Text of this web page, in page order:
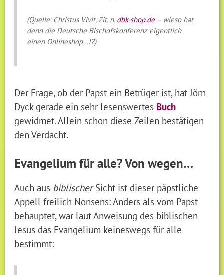
(Quelle: Christus Vivit, Zit. n. dbk-shop.de– wieso hat
denn die Deutsche Bischofskonferenz eigentlich
einen Onlineshop…!?)
Der Frage, ob der Papst ein Betrüger ist, hat Jörn
Dyck gerade ein sehr lesenswertes Buch
gewidmet. Allein schon diese Zeilen bestätigen
den Verdacht.
Evangelium für alle? Von wegen…
Auch aus biblischerSicht ist dieser päpstliche
Appell freilich Nonsens: Anders als vom Papst
behauptet, war laut Anweisung des biblischen
Jesus das Evangelium keineswegs für alle
bestimmt: